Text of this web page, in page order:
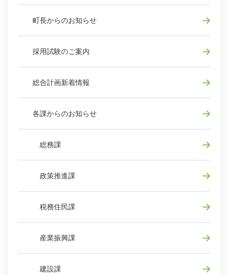
町長からのお知らせ
採用試験のご案内
総合計画新着情報
各課からのお知らせ
総務課
政策推進課
税務住民課
産業振興課
建設課